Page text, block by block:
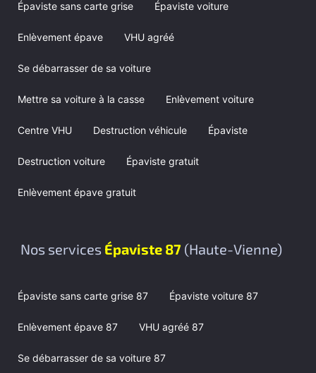
Épaviste sans carte grise Épaviste voiture
Enlèvement épave VHU agréé
Se débarrasser de sa voiture
Mettre sa voiture à la casse Enlèvement voiture
Centre VHU Destruction véhicule Épaviste
Destruction voiture Épaviste gratuit
Enlèvement épave gratuit
Nos services Épaviste 87 (Haute-Vienne)
Épaviste sans carte grise 87 Épaviste voiture 87
Enlèvement épave 87 VHU agréé 87
Se débarrasser de sa voiture 87